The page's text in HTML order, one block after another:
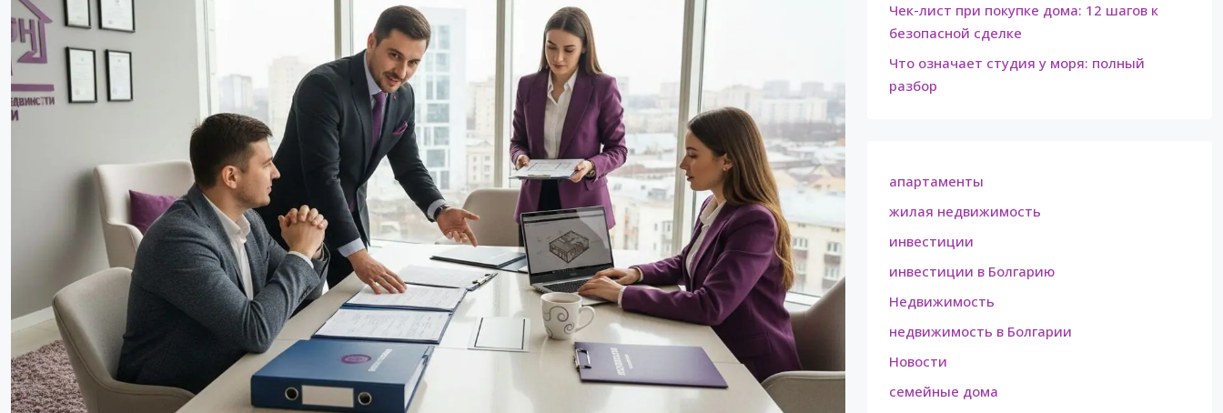
Чек-лист при покупке дома: 12 шагов к
безопасной сделке
Что означает студия у моря: полный
разбор
апартаменты
жилая недвижимость
инвестиции
инвестиции в Болгарию
Недвижимость
недвижимость в Болгарии
Новости
семейные дома